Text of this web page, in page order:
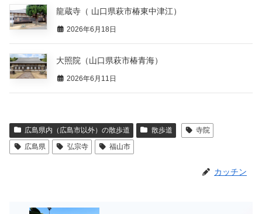
龍蔵寺（ 山口県萩市椿東中津江）
2026年6月18日
大照院（山口県萩市椿青海）
2026年6月11日
広島県内（広島市以外）の散歩道 散歩道
寺院
広島県
弘宗寺 福山市
カッチン